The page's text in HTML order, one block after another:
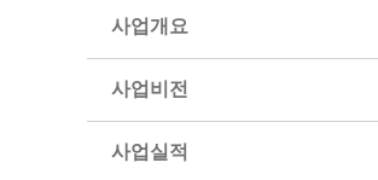
사업개요
사업비전
사업실적